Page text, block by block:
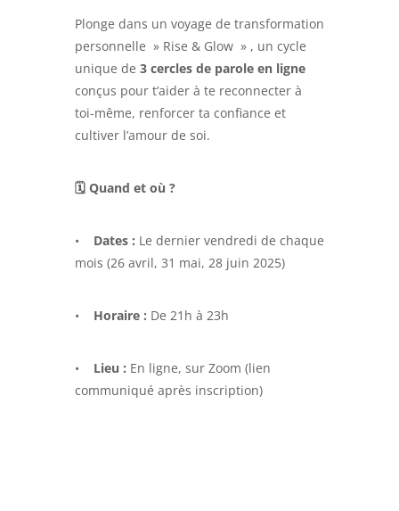
Plonge dans un voyage de transformation
personnelle » Rise & Glow » , un cycle
unique de 3 cercles de parole en ligne
conçus pour t’aider à te reconnecter à
toi-même, renforcer ta confiance et
cultiver l’amour de soi.
🗓 Quand et où ?
• Dates : Le dernier vendredi de chaque
mois (26 avril, 31 mai, 28 juin 2025)
• Horaire : De 21h à 23h
• Lieu : En ligne, sur Zoom (lien
communiqué après inscription)